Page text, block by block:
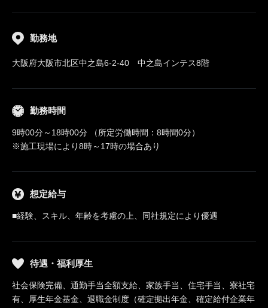
勤務地
大阪府大阪市北区中之島6-2-40 中之島インテス8階
勤務時間
9時00分～18時00分 （所定労働時間：8時間0分）
※施工現場により8時～17時の場合あり
想定給与
■経験、スキル、年齢を考慮の上、同社規定により優遇
待遇・福利厚生
社会保険完備、通勤手当全額支給、家族手当、住宅手当、寮社宅
有、厚生年金基金、退職金制度（確定拠出年金、確定給付企業年